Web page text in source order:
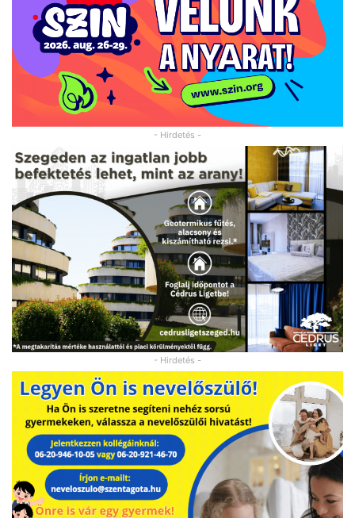
- Hirdetés -
- Hirdetés -